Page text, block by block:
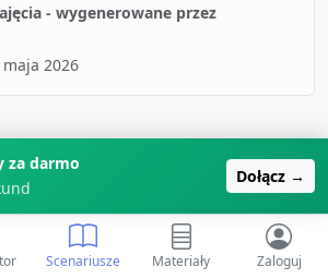
- wygenerowane przez
maja 2026
o " Ogólnopolski Dzień Bliźniąt"
Wszystkie scenariusze
za darmo
Dołącz →
Scenariusze Materiały Zaloguj